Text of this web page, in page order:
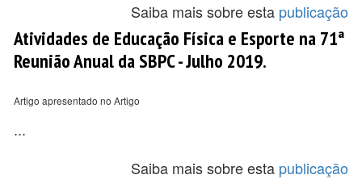
Saiba mais sobre esta publicação
Atividades de Educação Física e Esporte na 71ª
Reunião Anual da SBPC - Julho 2019.
Artigo apresentado no Artigo
...
Saiba mais sobre esta publicação